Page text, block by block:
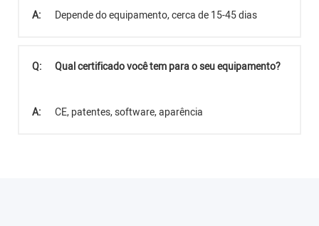
A:
Depende do equipamento, cerca de 15-45 dias
Q: Qual certificado você tem para o seu equipamento?
A: CE, patentes, software, aparência